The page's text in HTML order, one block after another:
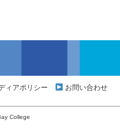
ィアポリシー お問い合わせ
College